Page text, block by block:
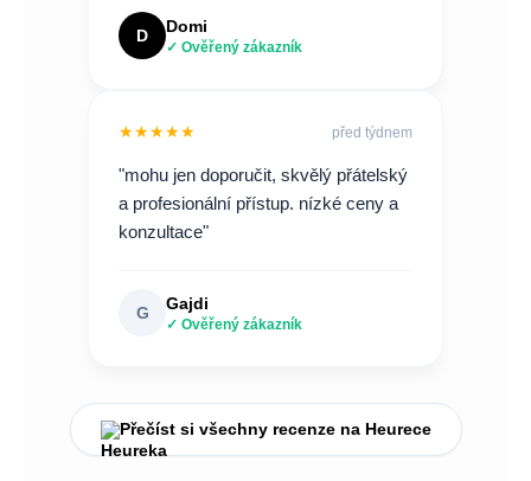
D Domi
✓ Ověřený zákazník
★★★★★ před týdnem
"mohu jen doporučit, skvělý přátelský
a profesionální přístup. nízké ceny a
konzultace"
G Gajdi
✓ Ověřený zákazník
Přečíst si všechny recenze na Heurece